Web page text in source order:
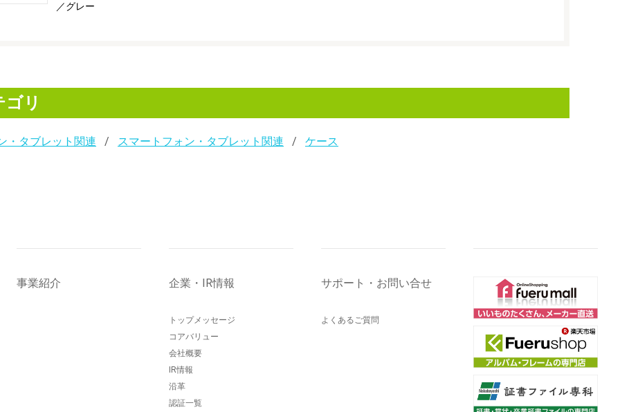
／グレー
リ
・タブレット関連 スマートフォン・タブレット関連 ケース
事業紹介 企業・IR情報
トップメッセージ
コアバリュー
会社概要
IR情報
沿革
認証一覧
サポート・お問い合せ
よくあるご質問